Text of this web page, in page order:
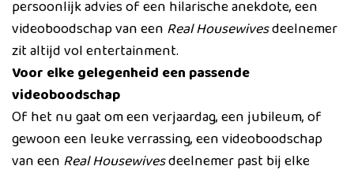
persoonlijk advies of een hilarische anekdote, een
videoboodschap van een Real Housewivesdeelnemer
zit altijd vol entertainment.
Voor elke gelegenheid een passende
videoboodschap
Of het nu gaat om een verjaardag, een jubileum, of
gewoon een leuke verrassing, een videoboodschap
van een Real Housewivesdeelnemer past bij elke